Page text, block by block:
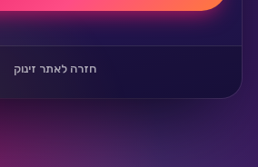
חזרה לאתר זינוק